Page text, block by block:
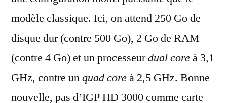
modèle classique. Ici, on attend 250 Go de
disque dur (contre 500 Go), 2 Go de RAM
(contre 4 Go) et un processeurdual coreà 3,1
GHz, contre unquad coreà 2,5 GHz. Bonne
nouvelle, pas d’IGP HD 3000 comme carte